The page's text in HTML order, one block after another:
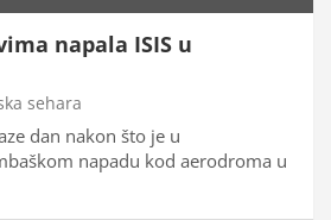
napala ISIS u
sehara
dan nakon što je u
napadu kod aerodroma u